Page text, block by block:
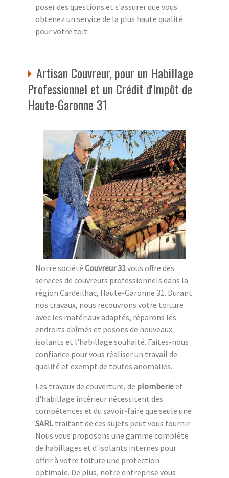
poser des questions et s'assurer que vous
obtenez un service de la plus haute qualité
pour votre toit.
Artisan Couvreur, pour un Habillage
Professionnel et un Crédit d'Impôt de
Haute-Garonne 31
Notre société Couvreur 31vous offre des
services de couvreurs professionnels dans la
région Cardeilhac, Haute-Garonne 31. Durant
nos travaux, nous recouvrons votre toiture
avec les matériaux adaptés, réparons les
endroits abîmés et posons de nouveaux
isolants et l'habillage souhaité. Faites-nous
confiance pour vous réaliser un travail de
qualité et exempt de toutes anomalies.
Les travaux de couverture, de plomberieet
d'habillage intérieur nécessitent des
compétences et du savoir-faire que seule une
SARLtraitant de ces sujets peut vous fournir.
Nous vous proposons une gamme complète
de habillages et d'isolants internes pour
offrir à votre toiture une protection
optimale. De plus, notre entreprise vous